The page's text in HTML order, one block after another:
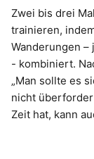
Zwei bis drei
trainieren,
Wanderungen
- kombiniert.
„Man sollte es
nicht
Zeit hat, kann